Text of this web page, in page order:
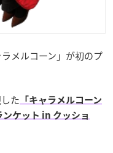
メルコーン」が初のプ
た 「キャラメルコーン
ンケット in クッショ